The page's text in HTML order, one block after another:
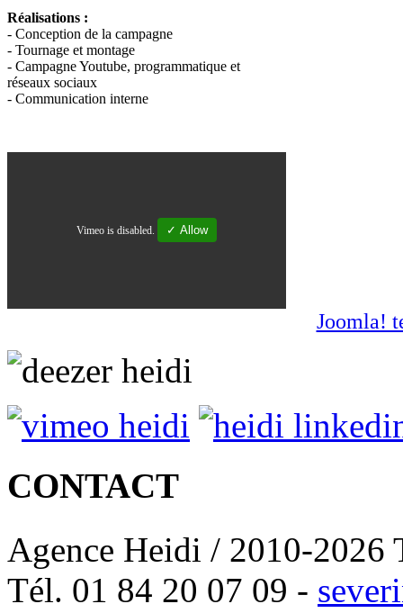
Réalisations :
- Conception de la campagne
- Tournage et montage
- Campagne Youtube, programmatique et
réseaux sociaux
- Communication interne
Vimeo is disabled. ✓ Allow
Joomla!
CONTACT
Agence Heidi / 2010-2026
Tél. 01 84 20 07 09 -